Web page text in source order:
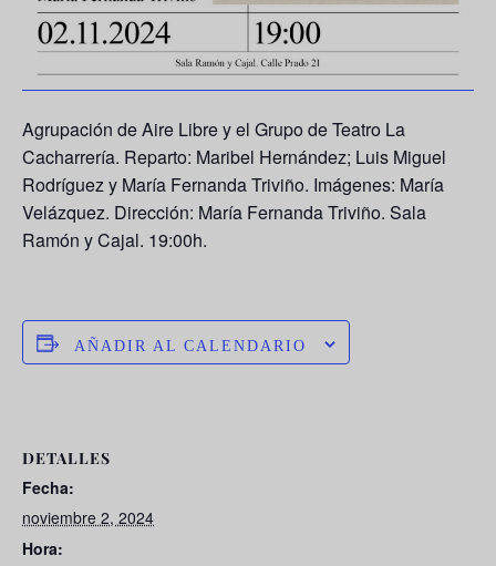
Agrupación de Aire Libre y el Grupo de Teatro La
Cacharrería. Reparto: Maribel Hernández; Luis Miguel
Rodríguez y María Fernanda Triviño. Imágenes: María
Velázquez. Dirección: María Fernanda Triviño. Sala
Ramón y Cajal. 19:00h.
AÑADIR AL CALENDARIO
DETALLES
Fecha:
noviembre 2, 2024
Hora: